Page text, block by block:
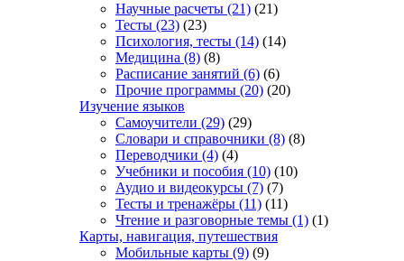
Научные расчеты (21) (21)
Тесты (23) (23)
Психология, тесты (14) (14)
Медицина (8) (8)
Расписание занятий (6) (6)
Прочие программы (20) (20)
Изучение языков
Самоучители (29) (29)
Словари и справочники (8) (8)
Переводчики (4) (4)
Учебники и пособия (10) (10)
Аудио и видеокурсы (7) (7)
Тесты и тренажёры (11) (11)
Чтение и разговорные темы (1) (1)
Карты, навигация, путешествия
Мобильные карты (9) (9)